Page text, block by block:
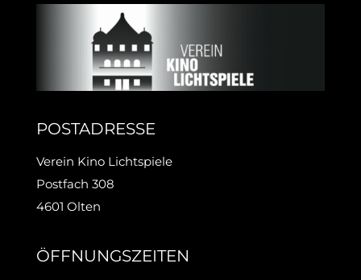
POSTADRESSE
Verein Kino Lichtspiele
Postfach 308
4601 Olten
ÖFFNUNGSZEITEN